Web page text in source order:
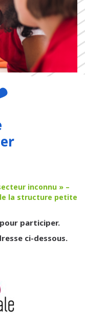
inconnu » –
la structure petite
participer.
ci-dessous.